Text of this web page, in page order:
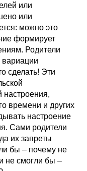
или
или
можно это
формирует
Родители
вариации
сделать! Эти
настроения,
времени и других
настроение
Сами родители
их запреты
бы – почему не
не смогли бы –